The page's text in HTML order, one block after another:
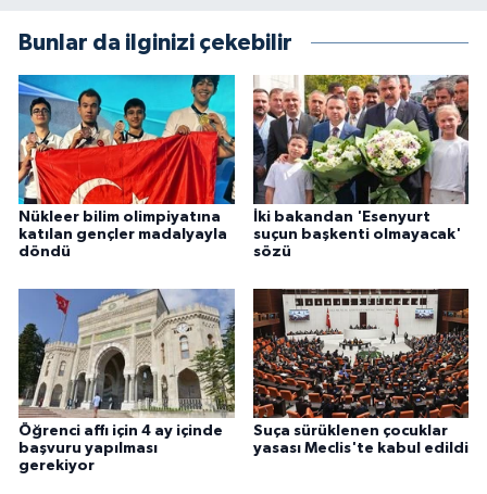
Bunlar da ilginizi çekebilir
Nükleer bilim olimpiyatına
katılan gençler madalyayla
döndü
İki bakandan 'Esenyurt
suçun başkenti olmayacak'
sözü
Öğrenci affı için 4 ay içinde
başvuru yapılması
gerekiyor
Suça sürüklenen çocuklar
yasası Meclis'te kabul edildi